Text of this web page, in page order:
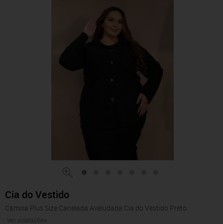
Cia do Vestido
Camisa Plus Size Canelada Aveludada Cia do Vestido Preto
Ver avaliações